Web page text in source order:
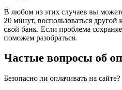
В любом из этих случаев вы
20 минут, воспользоваться другой
свой банк. Если проблема
поможем разобраться.
Частые вопросы об
Безопасно ли оплачивать на сайте?